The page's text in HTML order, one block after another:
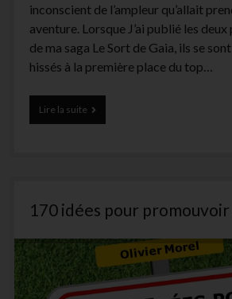
inconscient de l’ampleur qu’allait
aventure. Lorsque J’ai publié les
de ma saga Le Sort de Gaia, ils se
hissés à la première place du top…
Lire la suiteSalons
du
5
plus
moyenne »
170 idées pour